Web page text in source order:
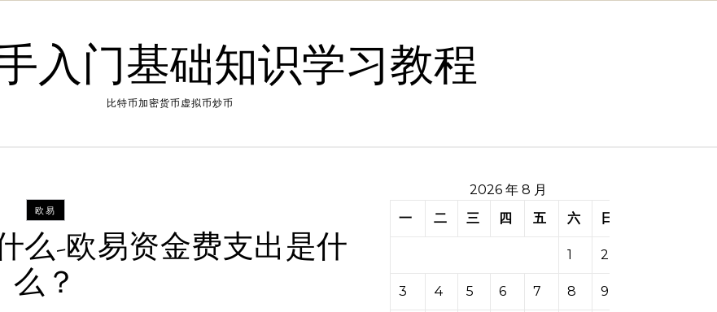
入门基础知识学习教程
比特币加密货币虚拟币炒币
欧易
么-欧易资金费支出是什
么？
2026 年 8 月
一
二 三 四 五 六 日
1 2
3 4 5 6 7 8 9